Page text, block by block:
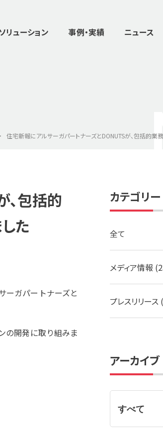
リューション 事例・実績 ニュース
住宅新報にアルサーガパートナーズとDONUTSが、包括的
包括的
た
ーガパートナーズと
の開発に取り組みま
カテゴリー
全て
メディア情報
プレスリリース
アーカイブ